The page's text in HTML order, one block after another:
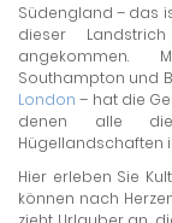
Südengland – das
dieser
angekommen.
Southampton und
London – hat die
denen alle
Hügellandschaften
Hier erleben Sie
können nach